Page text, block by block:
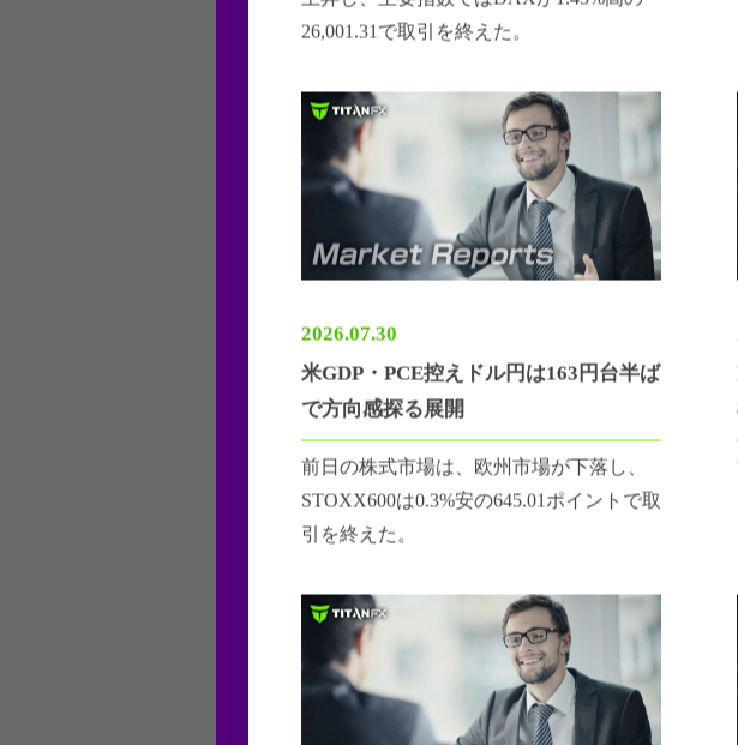
上昇し、主要指数ではDAXが1.45%高の
26,001.31で取引を終えた。
米GDP・PCE控えドル円は163円台半ば
で方向感探る展開
前日の株式市場は、欧州市場が下落し、
STOXX600は0.3%安の645.01ポイントで取
引を終えた。